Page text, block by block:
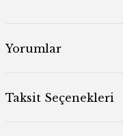
Yorumlar
Taksit Seçenekleri